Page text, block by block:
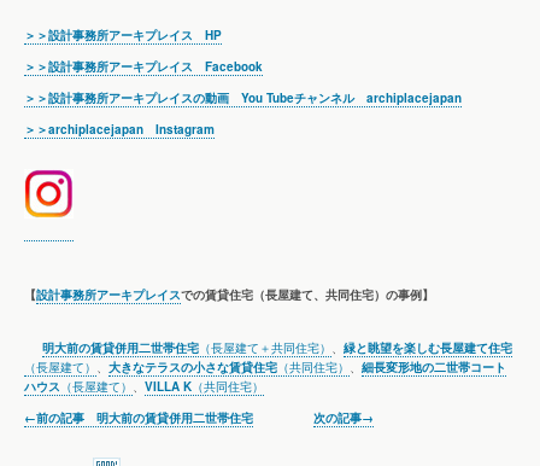
＞＞設計事務所アーキプレイス HP
＞＞設計事務所アーキプレイス Facebook
＞＞設計事務所アーキプレイスの動画 You Tubeチャンネル archiplacejapan
＞＞archiplacejapan Instagram
【設計事務所アーキプレイスでの賃貸住宅（長屋建て、共同住宅）の事例】
明大前の賃貸併用二世帯住宅 （長屋建て＋共同住宅） 、 緑と眺望を楽しむ長屋建て住宅
（長屋建て） 、 大きなテラスの小さな賃貸住宅 （共同住宅） 、 細長変形地の二世帯コート
ハウス （長屋建て） 、 VILLA K （共同住宅）
←前の記事 明大前の賃貸併用二世帯住宅
次の記事→